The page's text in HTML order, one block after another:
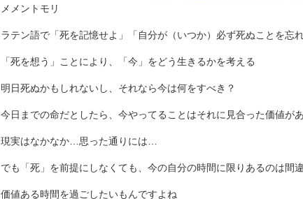
メメントモリ
ラテン語で「死を記憶せよ」「自分が（いつか）必ず死ぬことを忘
「死を想う」ことにより、「今」をどう生きるかを考える
明日死ぬかもしれないし、それなら今は何をすべき？
今日までの命だとしたら、今やってることはそれに見合った価値が
現実はなかなか…思った通りには…
でも「死」を前提にしなくても、今の自分の時間に限りあるのは間
価値ある時間を過ごしたいもんですよね